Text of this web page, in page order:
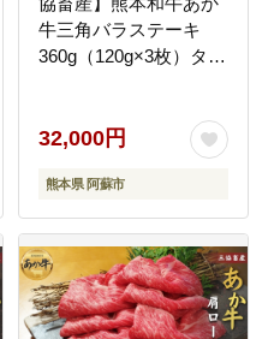
牛三角バラステーキ
360g（120g×3枚）タレ
せ 冷凍 お土産 ギフト
贈り物 贈答用 豪華 お
かず 簡単 手軽 贅沢 ご
褒美 お祝い 人気 晩ご
32,000円
熊本県 阿蘇市